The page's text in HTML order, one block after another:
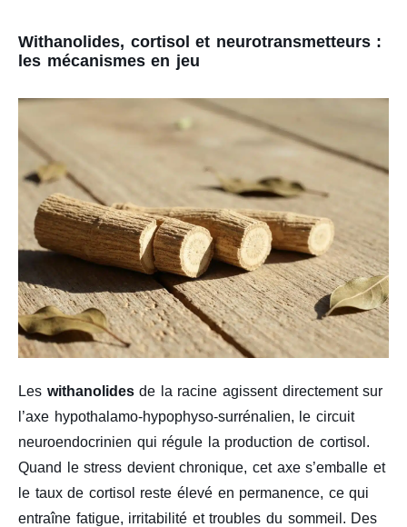
Withanolides, cortisol et neurotransmetteurs :
les mécanismes en jeu
Les withanolidesde la racine agissent directement sur
l’axe hypothalamo-hypophyso-surrénalien, le circuit
neuroendocrinien qui régule la production de cortisol.
Quand le stress devient chronique, cet axe s’emballe et
le taux de cortisol reste élevé en permanence, ce qui
entraîne fatigue, irritabilité et troubles du sommeil. Des